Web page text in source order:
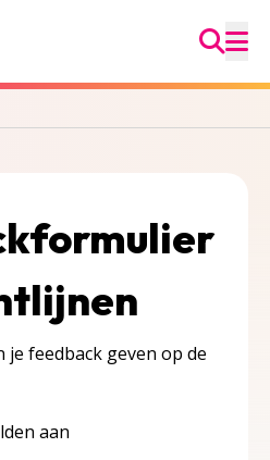
Ga
feedback geven op de
aan